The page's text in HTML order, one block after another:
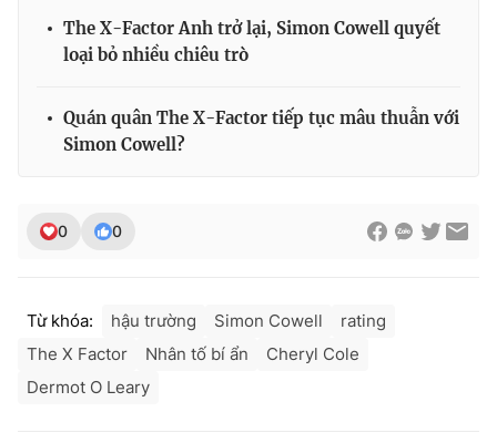
Email:toasoan@vtv.vn
® Cấm sao chép dưới mọi hình thức nếu không có sự chấp
The X-Factor Anh trở lại, Simon Cowell quyết
loại bỏ nhiều chiêu trò
Quán quân The X-Factor tiếp tục mâu thuẫn với
Simon Cowell?
0 0
Từ khóa: hậu trường Simon Cowell
rating
The X Factor
Nhân tố bí ẩn
Cheryl Cole
Dermot O Leary